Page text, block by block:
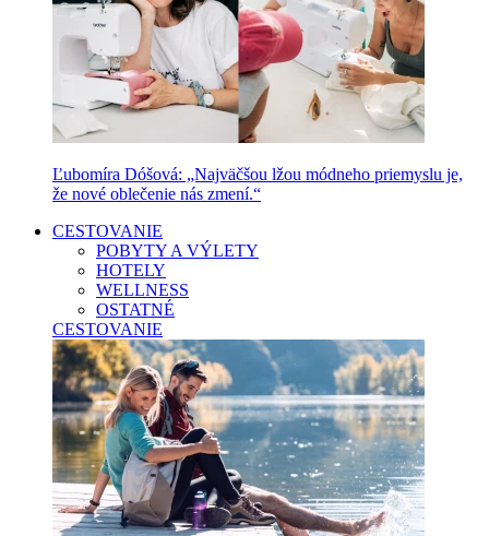
Ľubomíra Dóšová: „Najväčšou lžou módneho priemyslu je,
že nové oblečenie nás zmení.“
CESTOVANIE
POBYTY A VÝLETY
HOTELY
WELLNESS
OSTATNÉ
CESTOVANIE